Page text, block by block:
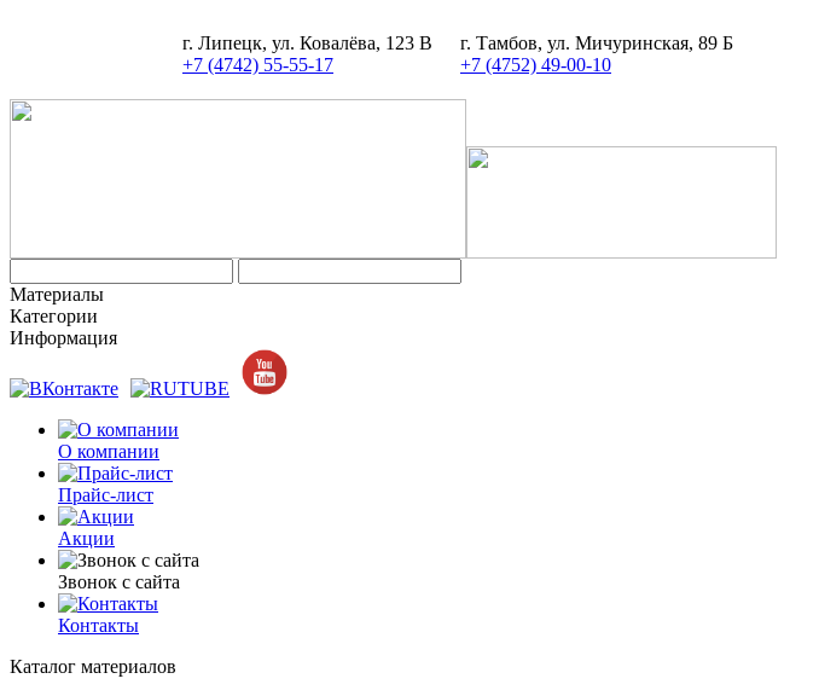
г. Липецк, ул. Ковалёва, 123 В
+7 (4742) 55-55-17
г. Тамбов, ул. Мичуринская, 89 Б
+7 (4752) 49-00-10
Материалы
Категории
Информация
О компании
Прайс-лист
Акции
Звонок с сайта
Контакты
Каталог материалов